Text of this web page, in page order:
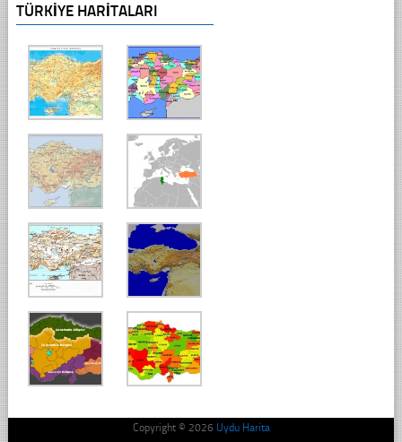
TÜRKIYE HARITALARI
Copyright © 2026 Uydu Harita